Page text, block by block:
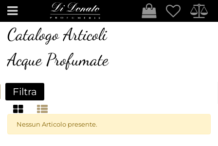
Open
Catalogo Articoli
Acque Profumate
Filtra
Nessun Articolo presente.